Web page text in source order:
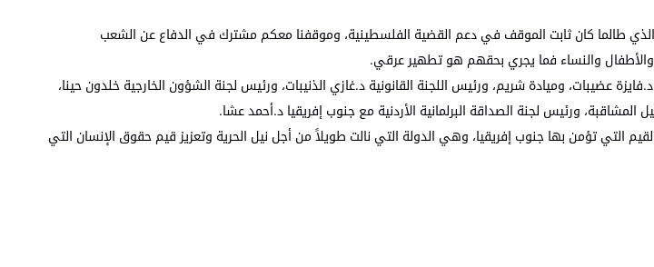
الذي طالما كان ثابت الموقف في دعم القضية الفلسطينية، وموقفنا معكم مشترك في الدفاع عن الشعب
والنساء فما يجري بحقهم هو تطهير عرقي.
عضيبات، وميادة شريم، ورئيس اللجنة القانونية د.غازي الذنيبات، ورئيس لجنة الشؤون الخارجية خلدون حينا،
ورئيس لجنة الصداقة البرلمانية الأردنية مع جنوب إفريقيا د.أحمد عشا.
التي تؤمن بها جنوب إفريقيا، وهي الدولة التي نالت طويلاً من أجل نيل الحرية وتعزيز قيم حقوق الإنسان التي